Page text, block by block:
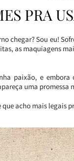
PRA
chegar? Sou eu!
as maquiagens
paixão, e
uma promessa
acho mais legais